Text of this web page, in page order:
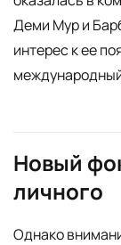
Деми Мур и
интерес к ее
Новый
личного
Однако